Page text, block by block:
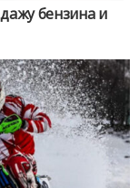
бензина и